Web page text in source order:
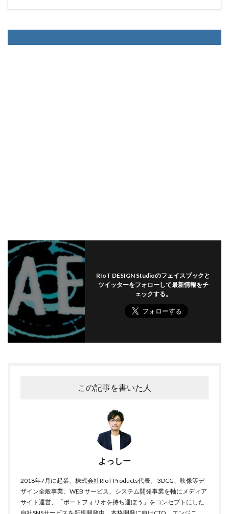
RIoT DESIGN Studioのフェイスブックと
ツイッターをフォローして最新情報をチ
ェックする。
この記事を書いた人
よっしー
2018年7月に起業、株式会社RIoT Products代表。 3DCG、映像等デ
ザイン全般事業、WEB サービス、システム開発事業を軸にメディア
サイト運営、「ポートフォリオを持ち運ぼう」をコンセプトにした